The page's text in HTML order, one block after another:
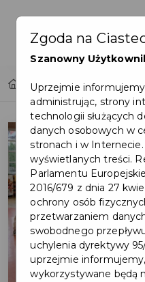
Home Sukces drużyny
Zgoda na
Szanowny
Uprzejmie
administrując, strony
technologii służących
danych osobowych w
stronach i w
wyświetlanych treści.
Parlamentu
2016/679 z dnia 27
ochrony osób
przetwarzaniem
swobodnego
uchylenia dyrektywy
uprzejmie
wykorzystywane będą